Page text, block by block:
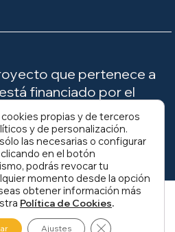
que pertenece a
financiado por el
Ecológica y el
(MITECO).
propias y de terceros
y de personalización.
las necesarias o configurar
en el botón
podrás revocar tu
momento desde la opción
obtener información más
Política de Cookies.
Ajustes Cerrar el